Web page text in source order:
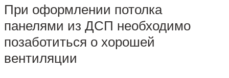
При оформлении потолка
панелями из ДСП необходимо
позаботиться о хорошей
вентиляции